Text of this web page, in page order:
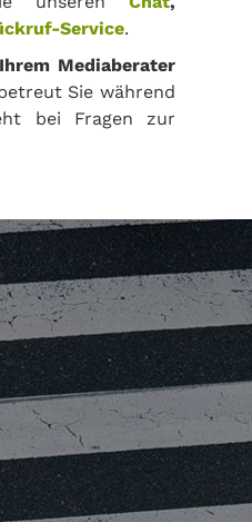
Service.
Ihrem Mediaberater
Sie während
bei Fragen zur